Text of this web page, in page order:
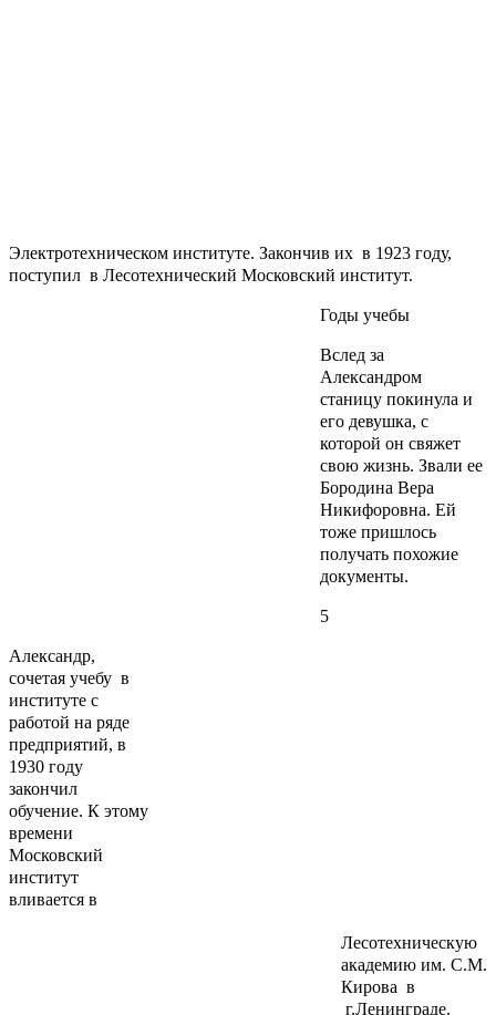
Электротехническом институте. Закончив их в 1923 году,
поступил в Лесотехнический Московский институт.
Годы учебы
Вслед за
Александром
станицу покинула и
его девушка, с
которой он свяжет
свою жизнь. Звали ее
Бородина Вера
Никифоровна. Ей
тоже пришлось
получать похожие
документы.
5
Александр,
сочетая учебу в
институте с
работой на ряде
предприятий, в
1930 году
закончил
обучение. К этому
времени
Московский
институт
вливается в
Лесотехническую
академию им. С.М.
Кирова в
г.Ленинграде.